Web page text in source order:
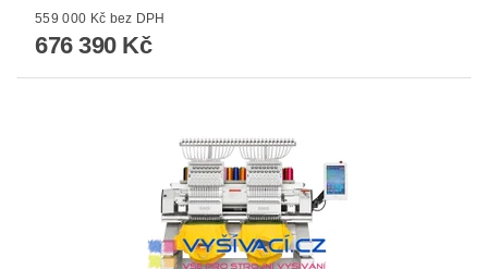
559 000 Kč bez DPH
676 390 Kč